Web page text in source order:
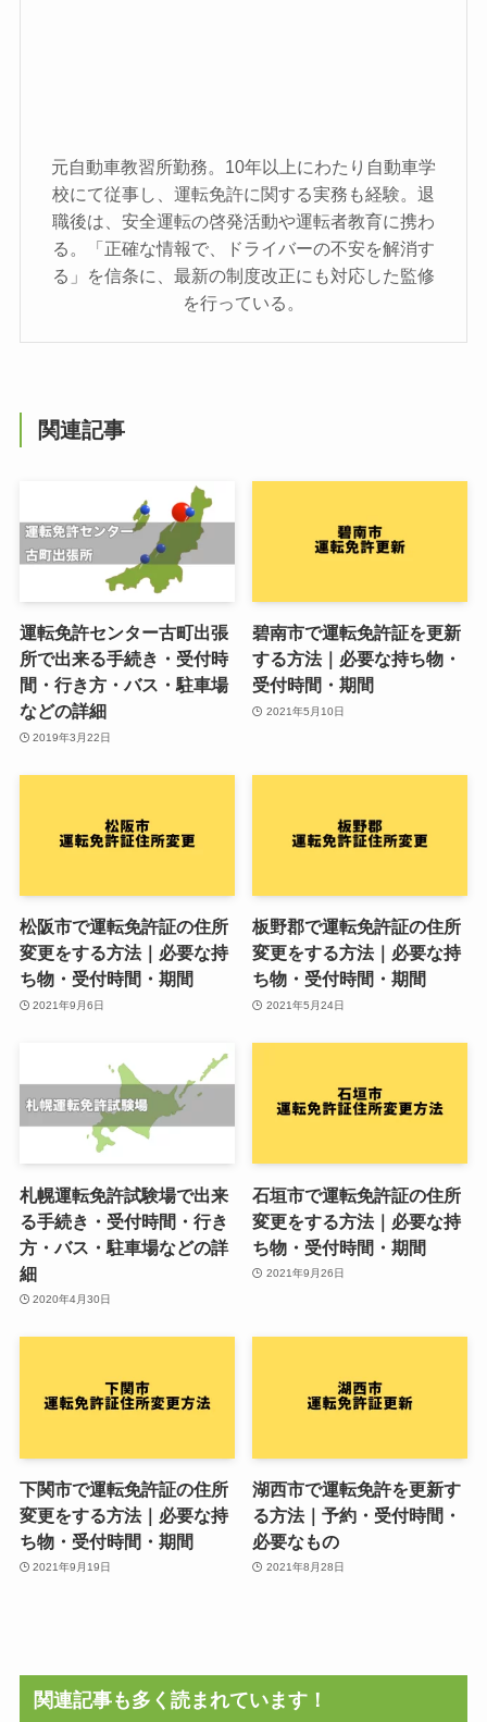
元自動車教習所勤務。10年以上にわたり自動車学
校にて従事し、運転免許に関する実務も経験。退
職後は、安全運転の啓発活動や運転者教育に携わ
る。「正確な情報で、ドライバーの不安を解消す
る」を信条に、最新の制度改正にも対応した監修
を行っている。
関連記事
運転免許センター古町出張
所で出来る手続き・受付時
間・行き方・バス・駐車場
などの詳細
2019年3月22日
碧南市で運転免許証を更新
する方法｜必要な持ち物・
受付時間・期間
2021年5月10日
松阪市で運転免許証の住所
変更をする方法｜必要な持
ち物・受付時間・期間
2021年9月6日
板野郡で運転免許証の住所
変更をする方法｜必要な持
ち物・受付時間・期間
2021年5月24日
札幌運転免許試験場で出来
る手続き・受付時間・行き
方・バス・駐車場などの詳
細
2020年4月30日
石垣市で運転免許証の住所
変更をする方法｜必要な持
ち物・受付時間・期間
2021年9月26日
下関市で運転免許証の住所
変更をする方法｜必要な持
ち物・受付時間・期間
2021年9月19日
湖西市で運転免許を更新す
る方法｜予約・受付時間・
必要なもの
2021年8月28日
関連記事も多く読まれています！